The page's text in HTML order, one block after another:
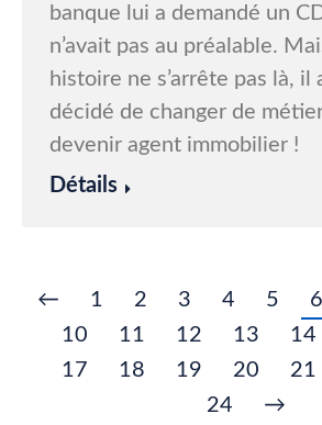
banque lui a demandé un
n’avait pas au préalable.
histoire ne s’arrête pas là, il
décidé de changer de
devenir agent immobilier !
Détails
← 1 2 3 4 5 6
10
11 12 13 14
17
18 19 20 21
24
→